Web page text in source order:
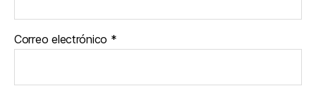
Correo electrónico *